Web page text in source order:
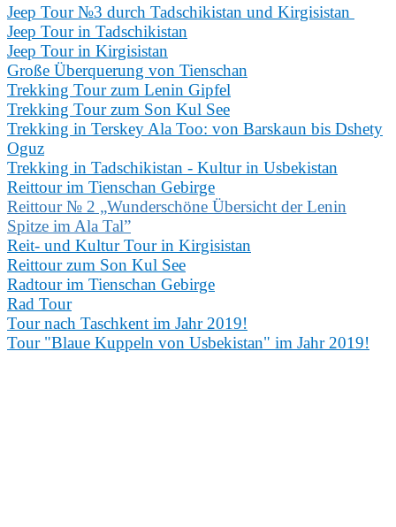
Jeep Tour №3 durch Tadschikistan und Kirgisistan
Jeep Tour in Tadschikistan
Jeep Tour in Kirgisistan
Große Überquerung von Tienschan
Trekking Tour zum Lenin Gipfel
Trekking Tour zum Son Kul See
Trekking in Terskey Ala Too: von Barskaun bis Dshety
Oguz
Trekking in Tadschikistan - Kultur in Usbekistan
Reittour im Tienschan Gebirge
Reittour № 2 „Wunderschöne Übersicht der Lenin
Spitze im Ala Tal”
Reit- und Kultur Tour in Kirgisistan
Reittour zum Son Kul See
Radtour im Tienschan Gebirge
Rad Tour
Tour nach Taschkent im Jahr 2019!
Tour "Blaue Kuppeln von Usbekistan" im Jahr 2019!